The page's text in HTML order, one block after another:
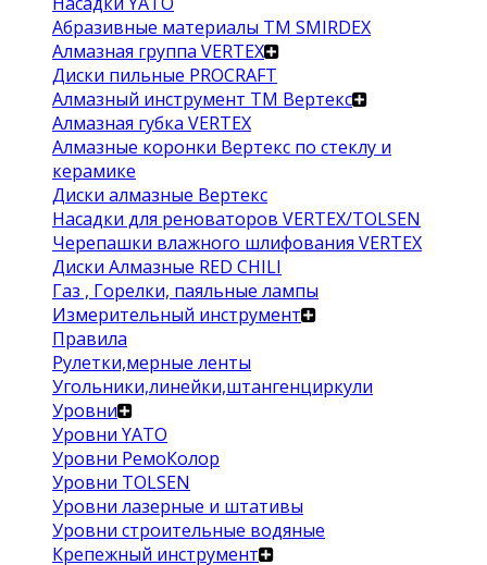
Абразивные материалы ТМ SMIRDEX
Алмазная группа VERTEX
Диски пильные PROCRAFT
Алмазный инструмент ТМ Вертекс
Алмазная губка VERTEX
Алмазные коронки Вертекс по стеклу и
керамике
Диски алмазные Вертекс
Насадки для реноваторов VERTEX/TOLSEN
Черепашки влажного шлифования VERTEX
Диски Алмазные RED CHILI
Газ , Горелки, паяльные лампы
Измерительный инструмент
Правила
Рулетки,мерные ленты
Угольники,линейки,штангенциркули
Уровни
Уровни YATO
Уровни РемоКолор
Уровни TOLSEN
Уровни лазерные и штативы
Уровни строительные водяные
Крепежный инструмент